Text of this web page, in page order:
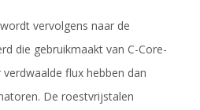
vervolgens naar de
die gebruikmaakt van C-Core-
flux hebben dan
De roestvrijstalen